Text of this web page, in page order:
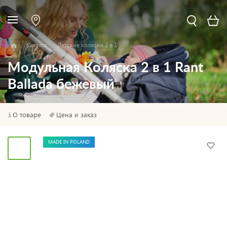
Каталог Детские коляски 2 в 1
Модульная Коляска 2 в 1 Rant
Ballada бежевый
О товаре Цена и заказ
MADE IN POLAND